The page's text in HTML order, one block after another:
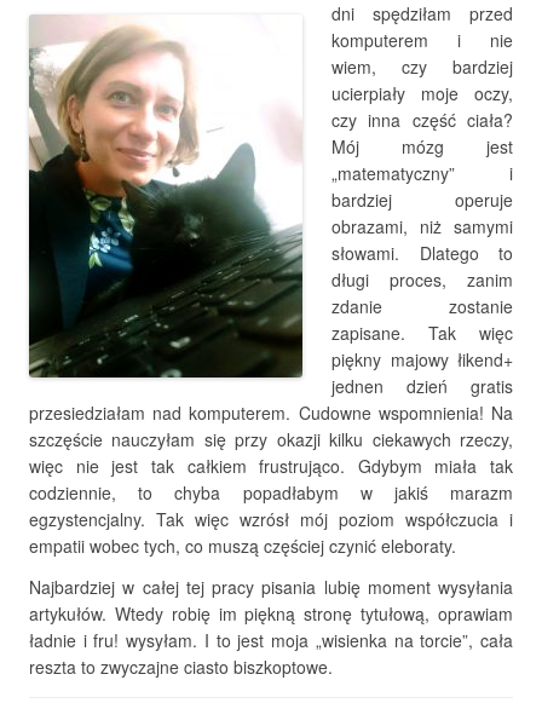
dni spędziłam przed
komputerem i nie
wiem, czy bardziej
ucierpiały moje oczy,
czy inna część ciała?
Mój mózg jest
„matematyczny” i
bardziej operuje
obrazami, niż samymi
słowami. Dlatego to
długi proces, zanim
zdanie zostanie
zapisane. Tak więc
piękny majowy łikend+
jednen dzień gratis
przesiedziałam nad komputerem. Cudowne wspomnienia! Na
szczęście nauczyłam się przy okazji kilku ciekawych rzeczy,
więc nie jest tak całkiem frustrująco. Gdybym miała tak
codziennie, to chyba popadłabym w jakiś marazm
egzystencjalny. Tak więc wzrósł mój poziom współczucia i
empatii wobec tych, co muszą częściej czynić eleboraty.
Najbardziej w całej tej pracy pisania lubię moment wysyłania
artykułów. Wtedy robię im piękną stronę tytułową, oprawiam
ładnie i fru! wysyłam. I to jest moja „wisienka na torcie”, cała
reszta to zwyczajne ciasto biszkoptowe.